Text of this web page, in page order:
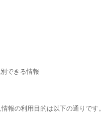
できる情報
報の利用目的は以下の通りです。